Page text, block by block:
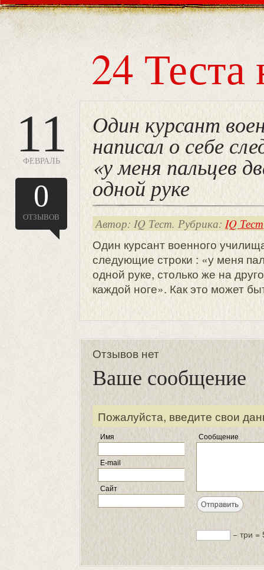
24 Теста
11
ФЕВРАЛЬ
0
ОТЗЫВОВ
Один курсант
написал о себе
«у меня пальцев
одной руке
Автор: IQ Тест. Рубрика: IQ Тест
Один курсант военного
следующие строки : «у меня
одной руке, столько же на
каждой ноге». Как это может
Отзывов нет
Ваше сообщение
Пожалуйста, введите свои
Имя
E-mail
Сайт
Сообщение
− три =